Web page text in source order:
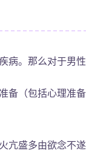
病。那么对于男
备（包括心理准
亢盛多由欲念不